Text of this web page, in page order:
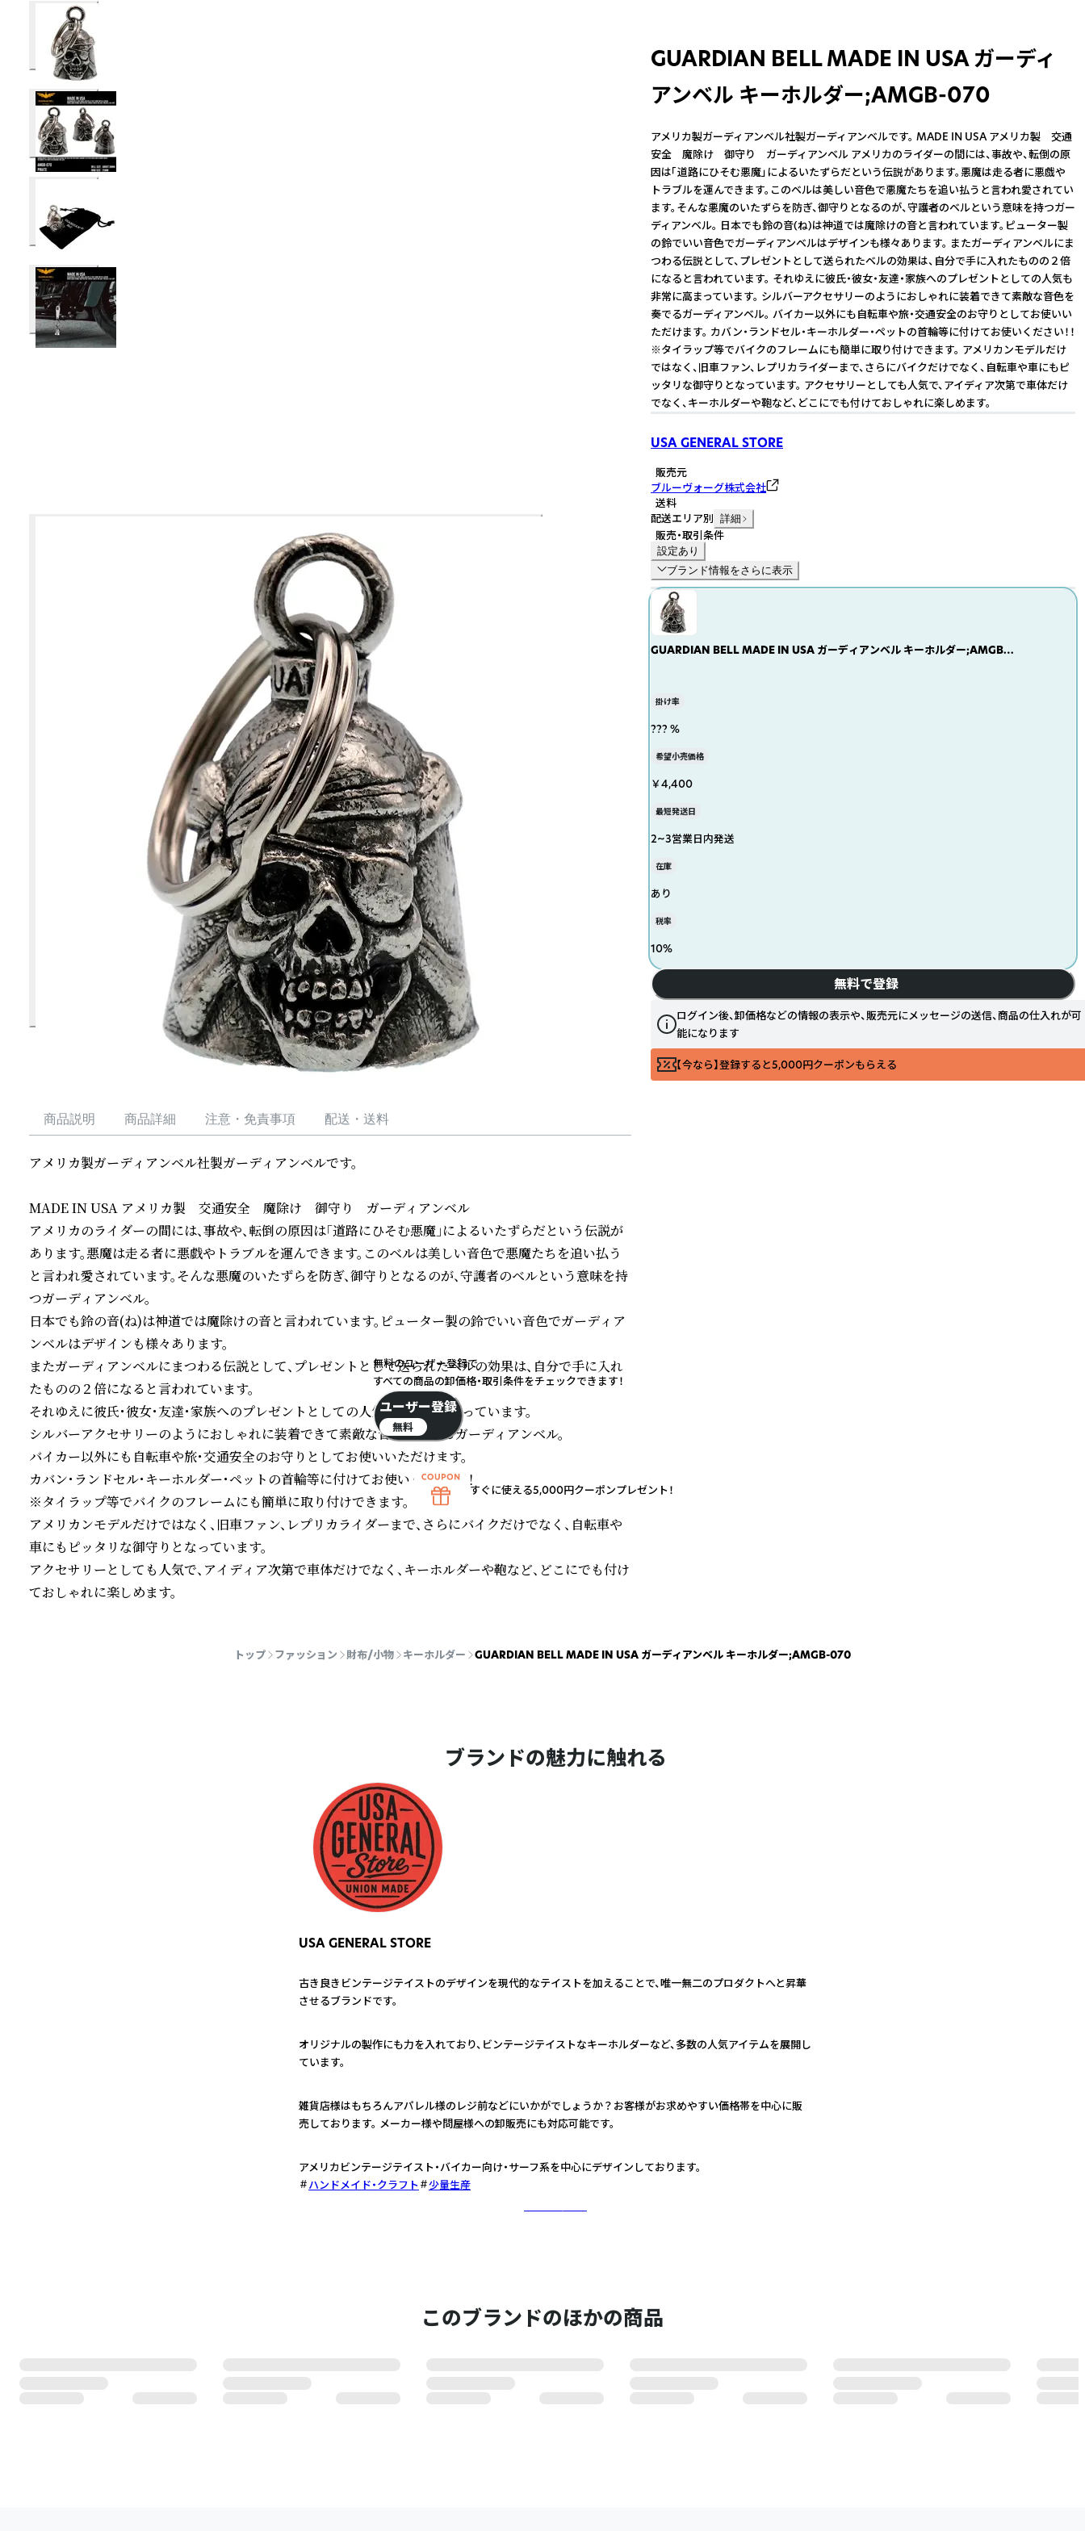
商品説明 商品詳細 注意・免責事項 配送・送料
アメリカ製ガーディアンベル社製ガーディアンベルです。
MADE IN USA アメリカ製　交通安全　魔除け　御守り　ガーディアンベル
アメリカのライダーの間には、事故や、転倒の原因は「道路にひそむ悪魔」によるいたずらだという伝説が
あります。悪魔は走る者に悪戯やトラブルを運んできます。このベルは美しい音色で悪魔たちを追い払う
と言われ愛されています。そんな悪魔のいたずらを防ぎ、御守りとなるのが、守護者のベルという意味を持
つガーディアンベル。
日本でも鈴の音(ね)は神道では魔除けの音と言われています。ピューター製の鈴でいい音色でガーディア
ンベルはデザインも様々あります。
またガーディアンベルにまつわる伝説として、プレゼントとして送られたベルの効果は、自分で手に入れ
たものの２倍になると言われています。
それゆえに彼氏・彼女・友達・家族へのプレゼントとしての人気も非常に高まっています。
シルバーアクセサリーのようにおしゃれに装着できて素敵な音色を奏でるガーディアンベル。
バイカー以外にも自転車や旅・交通安全のお守りとしてお使いいただけます。
カバン・ランドセル・キーホルダー・ペットの首輪等に付けてお使いください！！
※タイラップ等でバイクのフレームにも簡単に取り付けできます。
アメリカンモデルだけではなく、旧車ファン、レプリカライダーまで、さらにバイクだけでなく、自転車や
車にもピッタリな御守りとなっています。
アクセサリーとしても人気で、アイディア次第で車体だけでなく、キーホルダーや鞄など、どこにでも付け
ておしゃれに楽しめます。
GUARDIAN BELL MADE IN USA ガーディ
アンベル キーホルダー;AMGB-070
アメリカ製ガーディアンベル社製ガーディアンベルです。 MADE IN USA アメリカ製 交通
安全 魔除け 御守り ガーディアンベル アメリカのライダーの間には、事故や、転倒の原
因は「道路にひそむ悪魔」によるいたずらだという伝説があります。悪魔は走る者に悪戯や
トラブルを運んできます。このベルは美しい音色で悪魔たちを追い払うと言われ愛されてい
ます。そんな悪魔のいたずらを防ぎ、御守りとなるのが、守護者のベルという意味を持つガー
ディアンベル。 日本でも鈴の音(ね)は神道では魔除けの音と言われています。ピューター製
の鈴でいい音色でガーディアンベルはデザインも様々あります。 またガーディアンベルにま
つわる伝説として、プレゼントとして送られたベルの効果は、自分で手に入れたものの２倍
になると言われています。 それゆえに彼氏・彼女・友達・家族へのプレゼントとしての人気も
非常に高まっています。 シルバーアクセサリーのようにおしゃれに装着できて素敵な音色を
奏でるガーディアンベル。 バイカー以外にも自転車や旅・交通安全のお守りとしてお使いい
ただけます。 カバン・ランドセル・キーホルダー・ペットの首輪等に付けてお使いください！！
※タイラップ等でバイクのフレームにも簡単に取り付けできます。 アメリカンモデルだけ
ではなく、旧車ファン、レプリカライダーまで、さらにバイクだけでなく、自転車や車にもピ
ッタリな御守りとなっています。 アクセサリーとしても人気で、アイディア次第で車体だけ
でなく、キーホルダーや鞄など、どこにでも付けておしゃれに楽しめます。
USA GENERAL STORE
販売元
ブルーヴォーグ株式会社
送料
配送エリア別 詳細
販売・取引条件
設定あり
ブランド情報をさらに表示
GUARDIAN BELL MADE IN USA ガーディアンベル キーホルダー;AMGB-
掛け率
??? %
希望小売価格
￥4,400
最短発送日
2~3営業日内発送
在庫
あり
税率
10%
無料で登録
ログイン後、卸価格などの情報の表示や、販売元にメッセージの送信、商品の仕入れが可
能になります
【今なら】登録すると5,000円クーポンもらえる
トップ ファッション 財布/小物 キーホルダー GUARDIAN BELL MADE IN USA ガーディアンベル キーホルダー;AMGB-070
ブランドの魅力に触れる
USA GENERAL STORE
古き良きビンテージテイストのデザインを現代的なテイストを加えることで、唯一無二のプロダクトへと昇華
させるブランドです。
オリジナルの製作にも力を入れており、ビンテージテイストなキーホルダーなど、多数の人気アイテムを展開し
ています。
雑貨店様はもちろんアパレル様のレジ前などにいかがでしょうか？お客様がお求めやすい価格帯を中心に販
売しております。 メーカー様や問屋様への卸販売にも対応可能です。
アメリカビンテージテイスト・バイカー向け・サーフ系を中心にデザインしております。
ハンドメイド・クラフト
少量生産
このブランドのほかの商品
無料のユーザー登録で
すべての商品の卸価格・取引条件をチェックできます！
ユーザー登録
無料
すぐに使える5,000円クーポンプレゼント！